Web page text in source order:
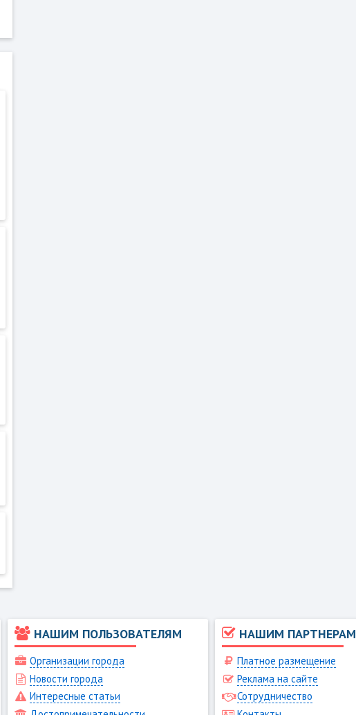
НАШИМ ПОЛЬЗОВАТЕЛЯМ
Организации города
Новости города
Интересные статьи
НАШИМ ПАРТНЕРАМ
Платное размещение
Реклама на сайте
Сотрудничество